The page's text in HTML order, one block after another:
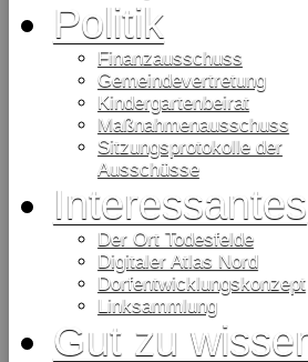
Politik
Finanzausschuss
Gemeindevertretung
Kindergartenbeirat
Maßnahmenausschuss
Sitzungsprotokolle der
Ausschüsse
Interessantes
Der Ort Todesfelde
Digitaler Atlas Nord
Dorfentwicklungskonzept
Linksammlung
Gut zu